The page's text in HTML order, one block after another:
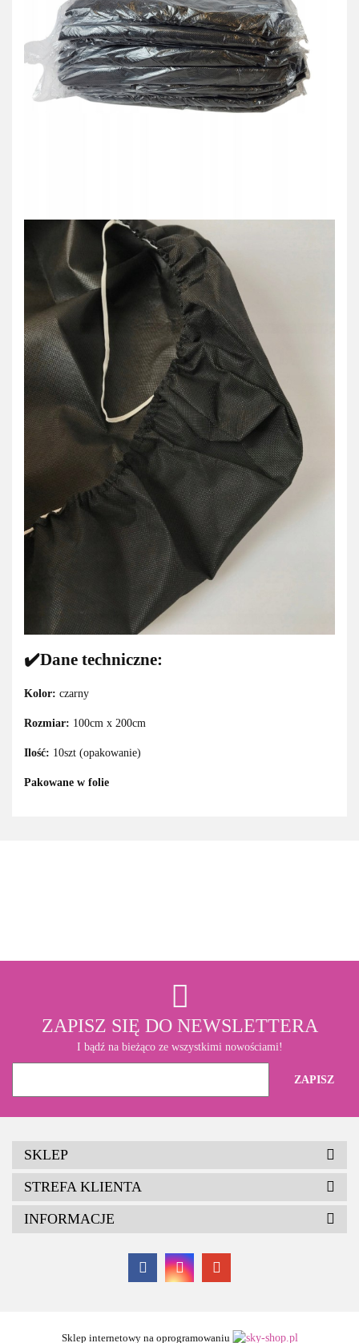
✔️Dane techniczne:
Kolor: czarny
Rozmiar: 100cm x 200cm
Ilość: 10szt (opakowanie)
Pakowane w folie
ZAPISZ SIĘ DO NEWSLETTERA
I bądź na bieżąco ze wszystkimi nowościami!
SKLEP
STREFA KLIENTA
INFORMACJE
Sklep internetowy na oprogramowaniu